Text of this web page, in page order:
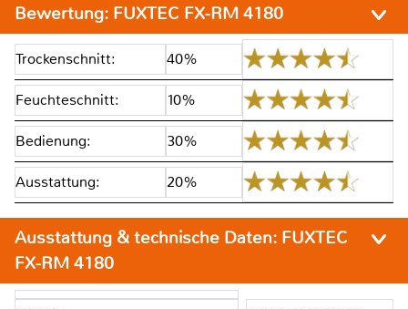
Bewertung: FUXTEC FX-RM 4180
Trockenschnitt: 40%
Feuchteschnitt: 10%
Bedienung: 30%
Ausstattung: 20%
Ausstattung & technische Daten: FUXTEC
FX-RM 4180